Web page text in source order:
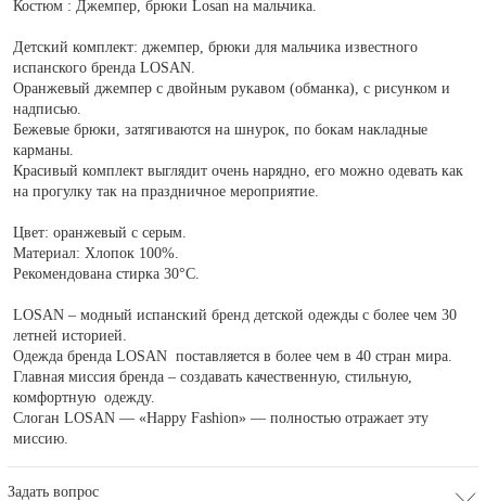
Костюм : Джемпер, брюки Losan на мальчика.
Детский комплект: джемпер, брюки для мальчика известного
испанского бренда LOSAN.
Оранжевый джемпер с двойным рукавом (обманка), с рисунком и
надписью.
Бежевые брюки, затягиваются на шнурок, по бокам накладные
карманы.
Красивый комплект выглядит очень нарядно, его можно одевать как
на прогулку так на праздничное мероприятие.
Цвет: оранжевый с серым.
Материал: Хлопок 100%.
Рекомендована стирка 30°С.
LOSAN – модный испанский бренд детской одежды с более чем 30
летней историей.
Одежда бренда LOSAN поставляется в более чем в 40 стран мира.
Главная миссия бренда – создавать качественную, стильную,
комфортную одежду.
Слоган LOSAN — «Happy Fashion» — полностью отражает эту
миссию.
Задать вопрос